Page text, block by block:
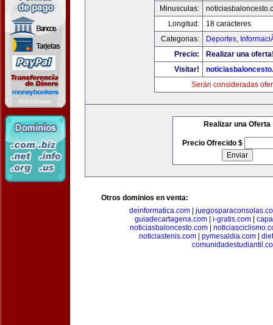
Minusculas:
Longitud:
18 caracteres
Categorias:
Deportes,
Precio:
Realizar una
Visitar!
Serán consideradas
Realizar una Oferta
Precio Ofrecido $
Otros dominios en venta:
deinformatica.com
guiadecartagena.com| i-gratis.com|
noticiasbaloncesto.com
noticiastenis.com
pymesaldia.com